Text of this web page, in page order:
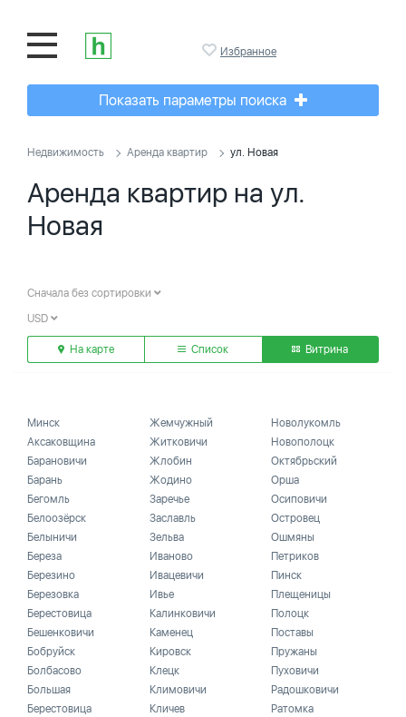
Избранное
Показать параметры поиска
Недвижимость Аренда квартир ул. Новая
Аренда квартир на ул.
Новая
Сначала без сортировки
USD
На карте Список Витрина
Минск
Аксаковщина
Барановичи
Барань
Бегомль
Белоозёрск
Белыничи
Береза
Березино
Березовка
Берестовица
Бешенковичи
Бобруйск
Болбасово
Большая
Берестовица
Жемчужный
Житковичи
Жлобин
Жодино
Заречье
Заславль
Зельва
Иваново
Ивацевичи
Ивье
Калинковичи
Каменец
Кировск
Клецк
Климовичи
Кличев
Новолукомль
Новополоцк
Октябрьский
Орша
Осиповичи
Островец
Ошмяны
Петриков
Пинск
Плещеницы
Полоцк
Поставы
Пружаны
Пуховичи
Радошковичи
Ратомка